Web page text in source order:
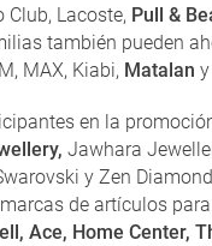
Club, Lacoste, Pull &
también pueden
MAX, Kiabi, Matalan
en la
Jawhara
y Zen
de artículos
Ace, Home Center,